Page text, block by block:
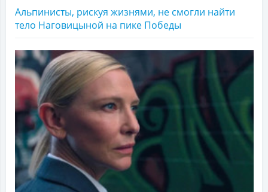
Альпинисты, рискуя жизнями, не смогли найти
тело Наговицыной на пике Победы